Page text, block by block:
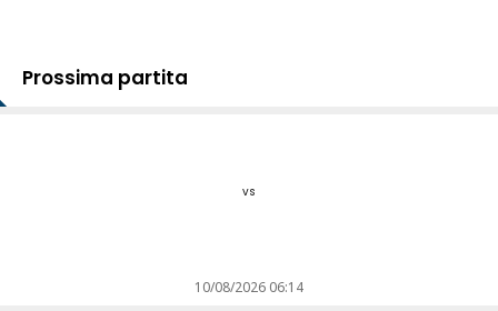
Prossima partita
vs
10/08/2026 06:14